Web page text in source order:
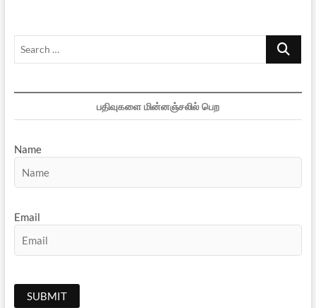
Search
பதிவுகளை மின்னஞ்சலில் பெற
Name
Email